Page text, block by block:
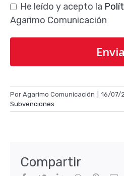
He leído y acepto la
Agarimo Comunicación
Por Agarimo Comunicación 16/07/
Subvenciones
Compartir